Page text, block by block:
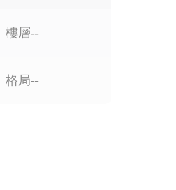
樓層--
格局--